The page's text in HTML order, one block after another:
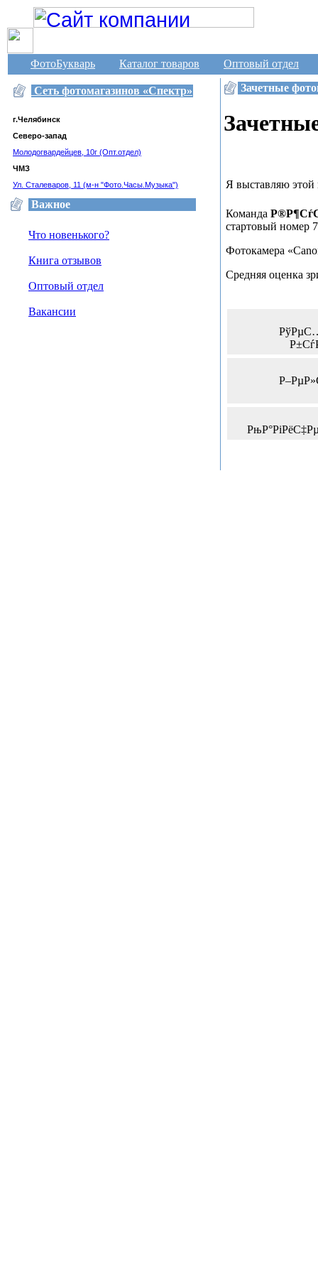
ФотоБукварь
Каталог товаров Оптовый отдел
Сеть фотомагазинов «Спектр»
г.Челябинск
Северо-запад
Молодогвардейцев, 10г (Опт.отдел)
ЧМЗ
Ул. Сталеваров, 11 (м-н "Фото.Часы.Музыка")
Важное
Что новенького?
Книга отзывов
Оптовый отдел
Вакансии
Зачетные
Я выставляю этой
Команда
стартовый номер 7
Фотокамера
Средняя оценка